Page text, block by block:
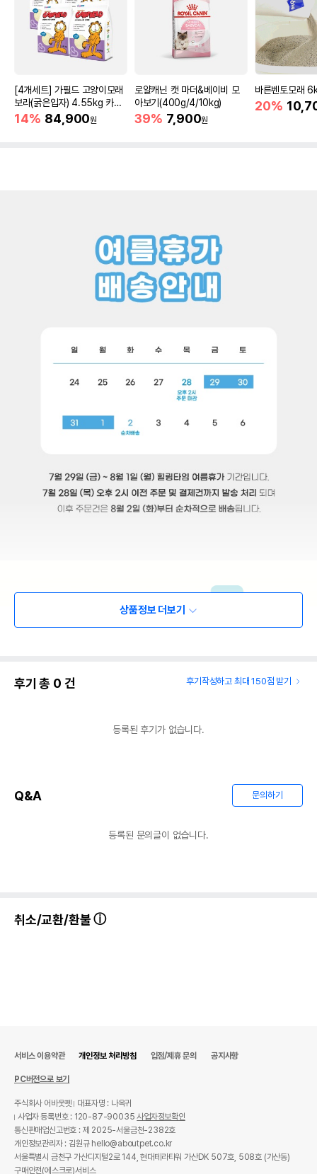
[4개세트] 가필드 고양이모래
보라(굵은입자) 4.55kg 카사
바모래
14% 84,900원
로얄캐닌 캣 마더&베이비 모
아보기(400g/4/10kg)
39% 7,900원
바른벤토모래
20%
상품정보 더보기
후기 총 0 건 후기작성하고 최대 150점 받기
등록된 후기가 없습니다.
Q&A 문의하기
등록된 문의글이 없습니다.
취소/교환/환불
서비스 이용약관 개인정보 처리방침 입점/제휴 문의 공지사항
PC버전으로 보기
주식회사 어바웃펫
대표자명 : 나옥귀
사업자 등록번호 : 120-87-90035사업자정보확인
통신판매업신고번호 : 제 2025-서울금천-2382호
개인정보관리자 : 김원규 hello@aboutpet.co.kr
서울특별시 금천구 가산디지털2로 144, 현대테라타워 가산DK 507호, 508호 (가산동)
구매안전(에스크로)서비스